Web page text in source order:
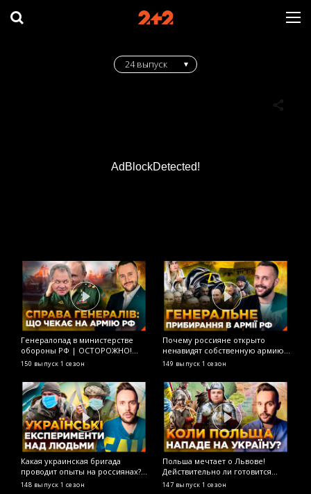
AdBlockDetected!
24 выпуск
Генералопад в министерстве
обороны РФ | ОСТОРОЖНО!
ФЕЙК
150 выпуск 1 сезон
Почему россияне открыто
ненавидят собственную армию?
ОСТОРОЖНО! ФЕЙК
149 выпуск 1 сезон
Какая украинская бригада
проводит опыты на россиянах?
ОСТОРОЖНО! ФЕЙК
148 выпуск 1 сезон
Польша мечтает о Львове!
Действительно ли готовится
нападение на Украину с тыла?
147 выпуск 1 сезон